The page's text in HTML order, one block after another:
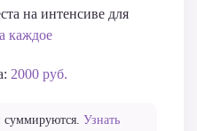
на интенсиве для
каждое
2000 руб.
Узнать